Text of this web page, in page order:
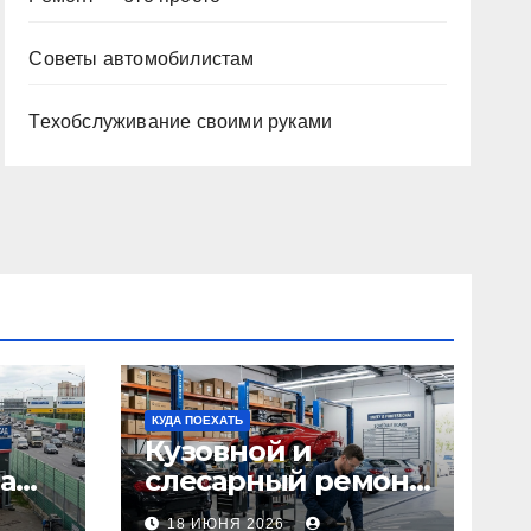
Советы автомобилистам
Техобслуживание своими руками
КУДА ПОЕХАТЬ
Кузовной и
слесарный ремонт
автомобилей:
18 ИЮНЯ 2026